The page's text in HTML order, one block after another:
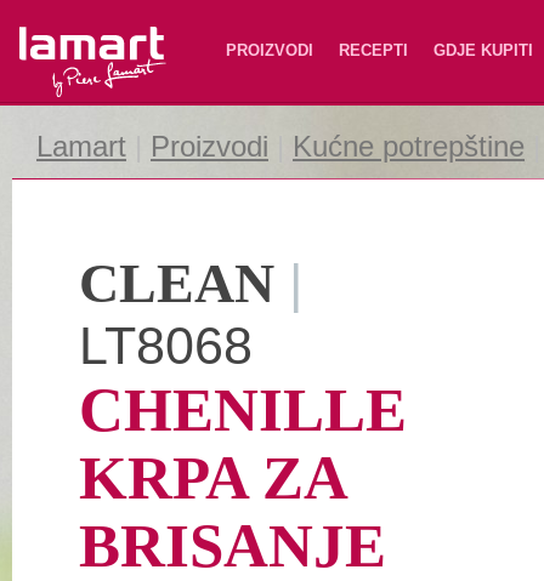
Lamart PROIZVODI RECEPTI GDJE KUPITI
Lamart Proizvodi Kućne potrepštine
CLEAN |
LT8068
CHENILLE
KRPA ZA
BRISANJE